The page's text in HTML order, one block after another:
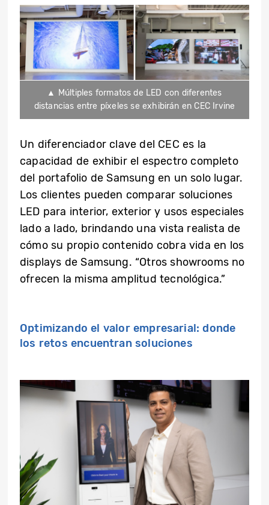
▲ Múltiples formatos de LED con diferentes
distancias entre píxeles se exhibirán en CEC Irvine
Un diferenciador clave del CEC es la
capacidad de exhibir el espectro completo
del portafolio de Samsung en un solo lugar.
Los clientes pueden comparar soluciones
LED para interior, exterior y usos especiales
lado a lado, brindando una vista realista de
cómo su propio contenido cobra vida en los
displays de Samsung. “Otros showrooms no
ofrecen la misma amplitud tecnológica.”
Optimizando el valor empresarial: donde
los retos encuentran soluciones